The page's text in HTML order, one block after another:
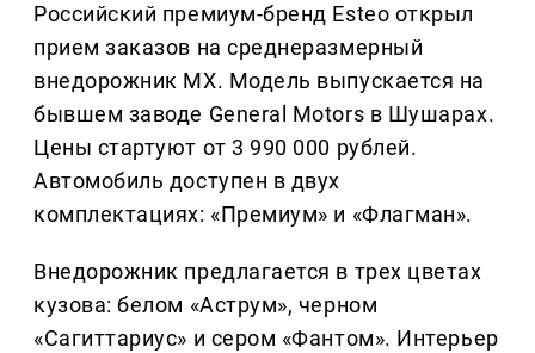
Российский премиум-бренд Esteo открыл
прием заказов на среднеразмерный
внедорожник MX. Модель выпускается на
бывшем заводе General Motors в Шушарах.
Цены стартуют от 3 990 000 рублей.
Автомобиль доступен в двух
комплектациях: «Премиум» и «Флагман».
Внедорожник предлагается в трех цветах
кузова: белом «Аструм», черном
«Сагиттариус» и сером «Фантом». Интерьер